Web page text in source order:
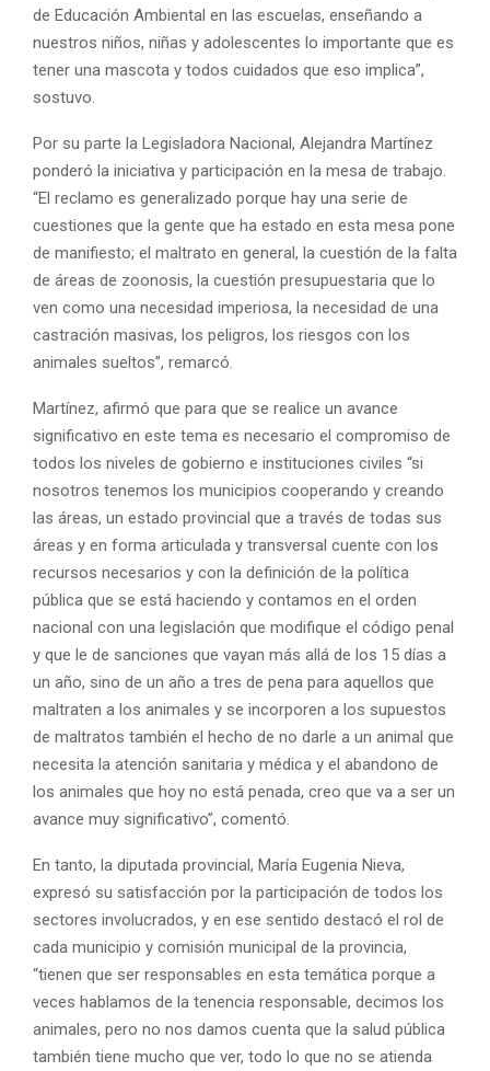
de Educación Ambiental en las escuelas, enseñando a
nuestros niños, niñas y adolescentes lo importante que es
tener una mascota y todos cuidados que eso implica”,
sostuvo.
Por su parte la Legisladora Nacional, Alejandra Martínez
ponderó la iniciativa y participación en la mesa de trabajo.
“El reclamo es generalizado porque hay una serie de
cuestiones que la gente que ha estado en esta mesa pone
de manifiesto; el maltrato en general, la cuestión de la falta
de áreas de zoonosis, la cuestión presupuestaria que lo
ven como una necesidad imperiosa, la necesidad de una
castración masivas, los peligros, los riesgos con los
animales sueltos”, remarcó.
Martínez, afirmó que para que se realice un avance
significativo en este tema es necesario el compromiso de
todos los niveles de gobierno e instituciones civiles “si
nosotros tenemos los municipios cooperando y creando
las áreas, un estado provincial que a través de todas sus
áreas y en forma articulada y transversal cuente con los
recursos necesarios y con la definición de la política
pública que se está haciendo y contamos en el orden
nacional con una legislación que modifique el código penal
y que le de sanciones que vayan más allá de los 15 días a
un año, sino de un año a tres de pena para aquellos que
maltraten a los animales y se incorporen a los supuestos
de maltratos también el hecho de no darle a un animal que
necesita la atención sanitaria y médica y el abandono de
los animales que hoy no está penada, creo que va a ser un
avance muy significativo”, comentó.
En tanto, la diputada provincial, María Eugenia Nieva,
expresó su satisfacción por la participación de todos los
sectores involucrados, y en ese sentido destacó el rol de
cada municipio y comisión municipal de la provincia,
“tienen que ser responsables en esta temática porque a
veces hablamos de la tenencia responsable, decimos los
animales, pero no nos damos cuenta que la salud pública
también tiene mucho que ver, todo lo que no se atienda